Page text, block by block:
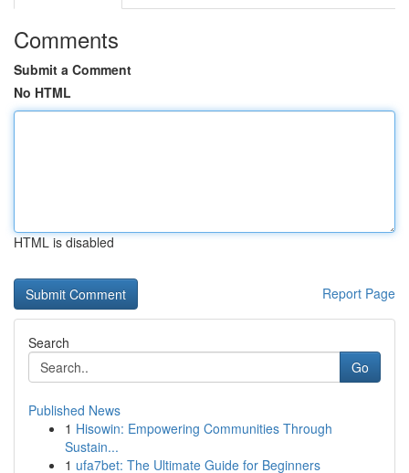
Comments
Submit a Comment
No HTML
HTML is disabled
Report Page
Search
Go
Published News
1 Hisowin: Empowering Communities Through
Sustain...
1 ufa7bet: The Ultimate Guide for Beginners